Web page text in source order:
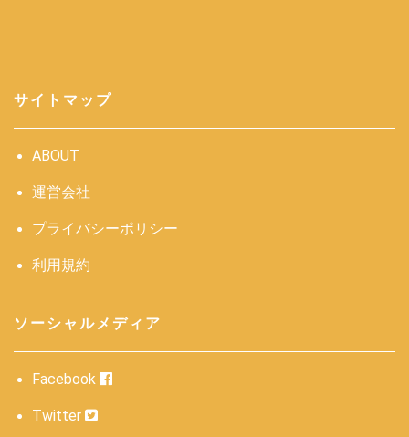
サイトマップ
ABOUT
運営会社
プライバシーポリシー
利用規約
ソーシャルメディア
Facebook
Twitter